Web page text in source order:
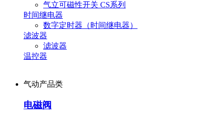
气立可磁性开关 CS系列
时间继电器
数字定时器（时间继电器）
滤波器
滤波器
温控器
气动产品类
电磁阀